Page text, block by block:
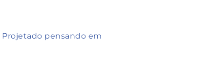
Projetado pensando em